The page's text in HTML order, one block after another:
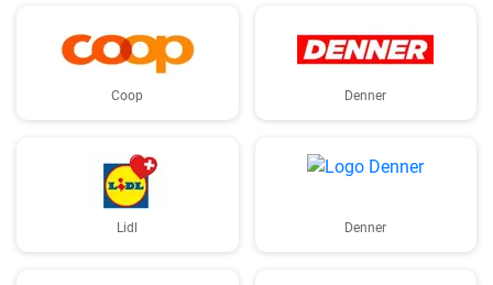
Coop Denner
Lidl Denner